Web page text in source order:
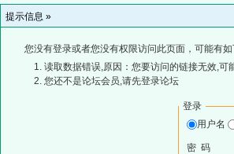
提示信息 »
您没有登录或者您没有权限访问此页面，可能有
读取数据错误,原因：您要访问的链接无效,可
您还不是论坛会员,请先登录论坛
登录
用户名
密 码